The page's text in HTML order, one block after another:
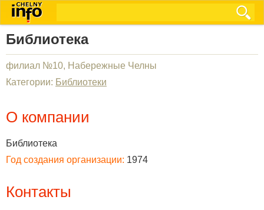
Библиотека
филиал №10, Набережные Челны
Категории: Библиотеки
О компании
Библиотека
Год создания организации: 1974
Контакты